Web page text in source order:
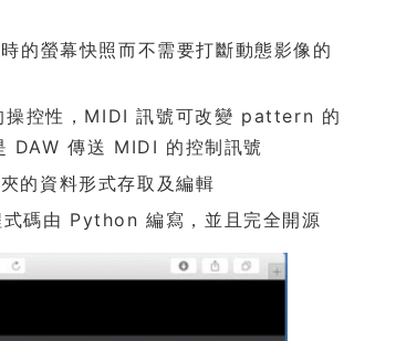
的螢幕快照而不需要打斷動態影像的
控性，MIDI 訊號可改變 pattern 的
傳送 MIDI 的控制訊號
的資料形式存取及編輯
碼由 Python 編寫，並且完全開源